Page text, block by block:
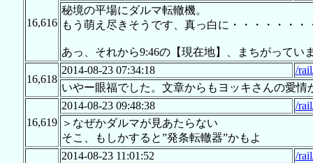
16,616
秘境の平場にダルマ転轍機。
もう萌え尽きそうです、真っ白に・・・・・・・
あっ、それから9:46の【現在地】、まちがってい
16,618
2014-08-23 07:34:18
/
いやー眼福でした。文章からもヨッキさんの愛情
16,619
2014-08-23 09:48:38
/
＞なぜかダルマが見あたらない
そこ、もしかすると”発条転轍器”かもよ
2014-08-23 11:01:52
/